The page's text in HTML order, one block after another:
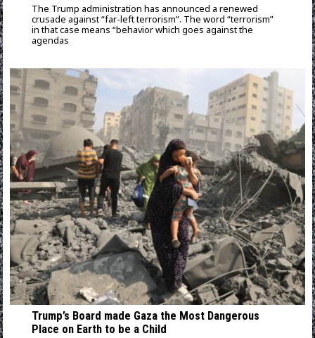
The Trump administration has announced a renewed
crusade against “far-left terrorism”. The word “terrorism”
in that case means “behavior which goes against the
agendas
Trump’s Board made Gaza the Most Dangerous
Place on Earth to be a Child